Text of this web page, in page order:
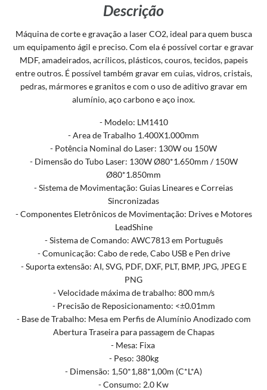
Descrição
Máquina de corte e gravação a laser CO2, ideal para quem busca
um equipamento ágil e preciso. Com ela é possível cortar e gravar
MDF, amadeirados, acrílicos, plásticos, couros, tecidos, papeis
entre outros. É possível também gravar em cuias, vidros, cristais,
pedras, mármores e granitos e com o uso de aditivo gravar em
alumínio, aço carbono e aço inox.
- Modelo: LM1410
- Area de Trabalho 1.400X1.000mm
- Potência Nominal do Laser: 130W ou 150W
- Dimensão do Tubo Laser: 130W Ø80*1.650mm / 150W
Ø80*1.850mm
- Sistema de Movimentação: Guias Lineares e Correias
Sincronizadas
- Componentes Eletrônicos de Movimentação: Drives e Motores
LeadShine
- Sistema de Comando: AWC7813 em Português
- Comunicação: Cabo de rede, Cabo USB e Pen drive
- Suporta extensão: AI, SVG, PDF, DXF, PLT, BMP, JPG, JPEG E
PNG
- Velocidade máxima de trabalho: 800 mm/s
- Precisão de Reposicionamento: <±0.01mm
- Base de Trabalho: Mesa em Perfis de Alumínio Anodizado com
Abertura Traseira para passagem de Chapas
- Mesa: Fixa
- Peso: 380kg
- Dimensão: 1,50*1,88*1,00m (C*L*A)
- Consumo: 2.0 Kw